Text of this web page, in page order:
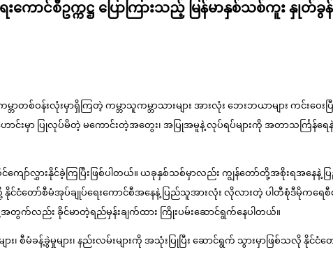
ောင်စီဥက္ကဋ္ဌ ပြောကြားသည့် မြန်မာနှစ်သစ်ကူး နှုတ်ခွ
စ်ဝန်းလုံးမှာရှိကြတဲ့ ကမ္ဘာသူကမ္ဘာသားများ အားလုံး ဘေးဘယာများ ကင်းဝေး
မှာ ပြုလုပ်မိတဲ့ မကောင်းတဲ့အတွေး၊ အပြုအမူနဲ့ လုပ်ရပ်များကို အတာသင်္ကြန်ရေနဲ့
ျော်လွှားနိုင်ခဲ့ကြပြီးဖြစ်ပါတယ်။ ယခုနှစ်သစ်မှာလည်း ကျွန်တော်တို့အစိုးရအနေနဲ့
ော်စီမံအုပ်ချုပ်ရေးကောင်စီအနေနဲ့ ပြည်သူအားလုံး လိုလားတဲ့ ပါတီစုံဒီမိုကရေစီ
လည်း ခိုင်မာတဲ့ရည်မှန်းချက်ထား ကြိုးပမ်းဆောင်ရွက်နေပါတယ်။
န့်ခွဲမှုများ၊ နည်းလမ်းများကို အသုံးပြုပြီး ဆောင်ရွက် သွားမှာဖြစ်သလို နိုင်ငံတေ